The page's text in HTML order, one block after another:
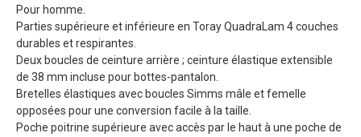
Pour homme.
Parties supérieure et inférieure en Toray QuadraLam 4 couches
durables et respirantes.
Deux boucles de ceinture arrière ; ceinture élastique extensible
de 38 mm incluse pour bottes-pantalon.
Bretelles élastiques avec boucles Simms mâle et femelle
opposées pour une conversion facile à la taille.
Poche poitrine supérieure avec accès par le haut à une poche de